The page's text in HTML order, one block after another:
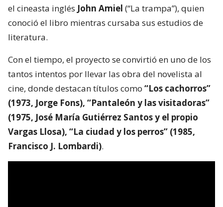
el cineasta inglés John Amiel (“La trampa”), quien
conoció el libro mientras cursaba sus estudios de
literatura.
Con el tiempo, el proyecto se convirtió en uno de los
tantos intentos por llevar las obra del novelista al
cine, donde destacan títulos como “Los cachorros”
(1973, Jorge Fons), “Pantaleón y las visitadoras”
(1975, José María Gutiérrez Santos y el propio
Vargas Llosa), “La ciudad y los perros” (1985,
Francisco J. Lombardi).